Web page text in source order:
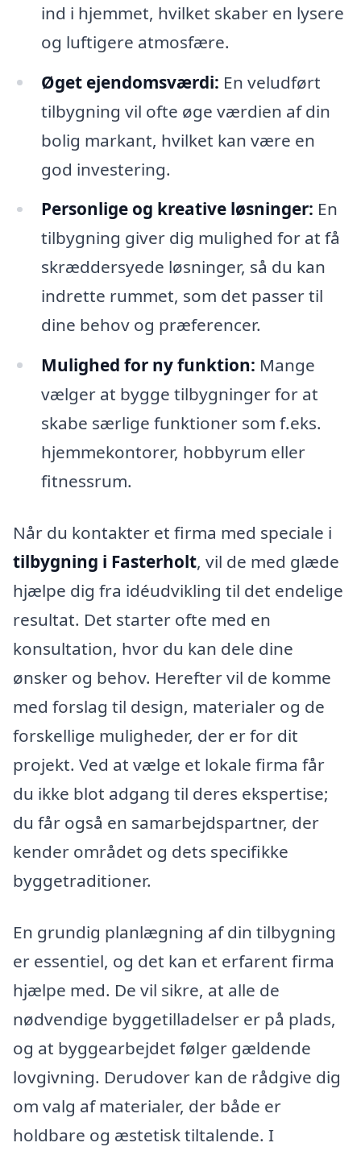
ind i hjemmet, hvilket skaber en lysere
og luftigere atmosfære.
Øget ejendomsværdi: En veludført
tilbygning vil ofte øge værdien af din
bolig markant, hvilket kan være en
god investering.
Personlige og kreative løsninger: En
tilbygning giver dig mulighed for at få
skræddersyede løsninger, så du kan
indrette rummet, som det passer til
dine behov og præferencer.
Mulighed for ny funktion: Mange
vælger at bygge tilbygninger for at
skabe særlige funktioner som f.eks.
hjemmekontorer, hobbyrum eller
fitnessrum.
Når du kontakter et firma med speciale i
tilbygning i Fasterholt, vil de med glæde
hjælpe dig fra idéudvikling til det endelige
resultat. Det starter ofte med en
konsultation, hvor du kan dele dine
ønsker og behov. Herefter vil de komme
med forslag til design, materialer og de
forskellige muligheder, der er for dit
projekt. Ved at vælge et lokale firma får
du ikke blot adgang til deres ekspertise;
du får også en samarbejdspartner, der
kender området og dets specifikke
byggetraditioner.
En grundig planlægning af din tilbygning
er essentiel, og det kan et erfarent firma
hjælpe med. De vil sikre, at alle de
nødvendige byggetilladelser er på plads,
og at byggearbejdet følger gældende
lovgivning. Derudover kan de rådgive dig
om valg af materialer, der både er
holdbare og æstetisk tiltalende. I